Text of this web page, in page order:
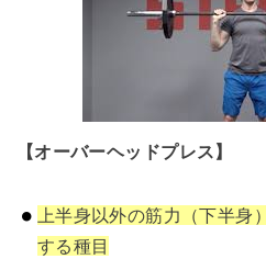
【オーバーヘッドプレス】
上半身以外の筋力（下半身
する種目